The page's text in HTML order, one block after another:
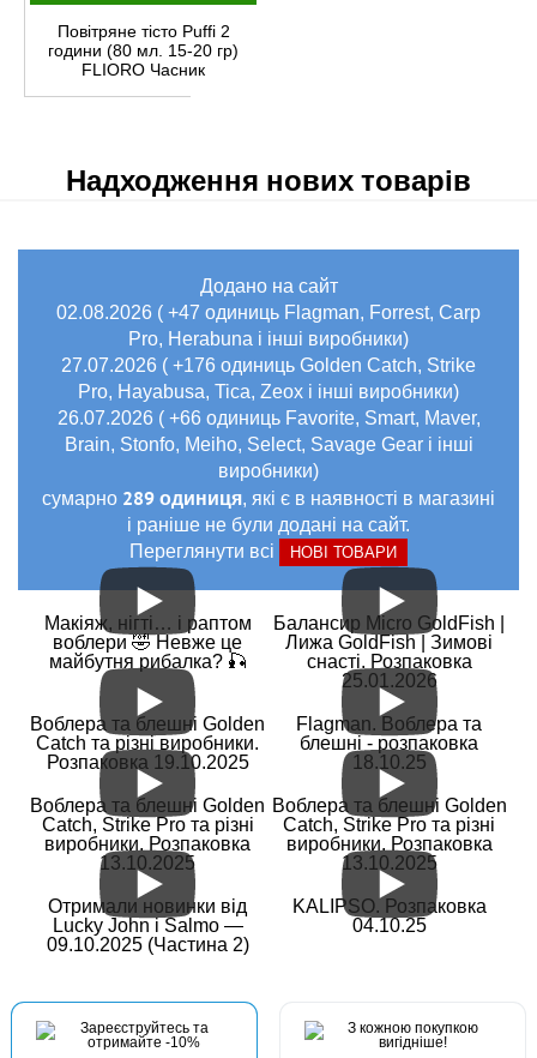
Повітряне тісто Puffi 2
години (80 мл. 15-20 гр)
FLIORO Часник
Надходження нових товарів
Додано на сайт
02.08.2026 ( +47 одиниць Flagman, Forrest, Carp
Pro, Herabuna і інші виробники)
27.07.2026 ( +176 одиниць Golden Catch, Strike
Pro, Hayabusa, Tica, Zeox і інші виробники)
26.07.2026 ( +66 одиниць Favorite, Smart, Maver,
Brain, Stonfo, Meiho, Select, Savage Gear і інші
виробники)
сумарно 289 одиниця, які є в наявності в магазині
і раніше не були додані на сайт.
Переглянути всі
НОВІ ТОВАРИ
Макіяж, нігті… і раптом
воблери 🤣 Невже це
майбутня рибалка? 🎣
Балансир Micro GoldFish |
Лижа GoldFish | Зимові
снасті. Розпаковка
25.01.2026
Воблера та блешні Golden
Catch та різні виробники.
Розпаковка 19.10.2025
Flagman. Воблера та
блешні - розпаковка
18.10.25
Воблера та блешні Golden
Catch, Strike Pro та різні
виробники. Розпаковка
13.10.2025
Воблера та блешні Golden
Catch, Strike Pro та різні
виробники. Розпаковка
13.10.2025
Отримали новинки від
Lucky John і Salmo —
09.10.2025 (Частина 2)
KALIPSO. Розпаковка
04.10.25